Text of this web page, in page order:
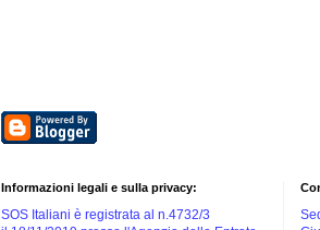
Informazioni legali e sulla privacy:
SOS Italiani è registrata al n.4732/3